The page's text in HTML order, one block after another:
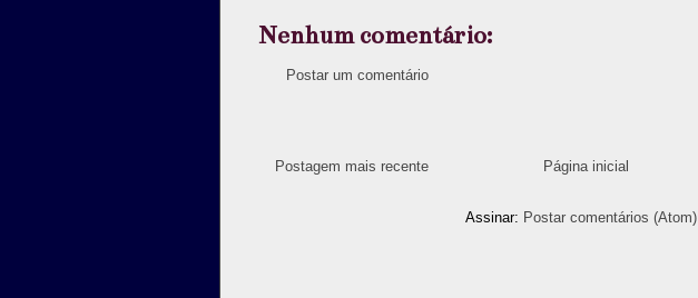
Nenhum comentário:
Postar um comentário
Postagem mais recente Página inicial
Assinar: Postar comentários (Atom)